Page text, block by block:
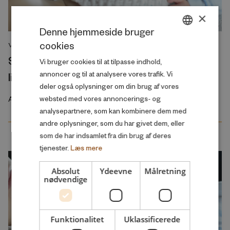
VIDENSOVERBLIK
Større chance for første barn hvis der er
ligeløn i parforholdet
August 2026
×
Denne hjemmeside bruger
cookies
Vi bruger cookies til at tilpasse indhold,
annoncer og til at analysere vores trafik. Vi
deler også oplysninger om din brug af vores
websted med vores annoncerings- og
analysepartnere, som kan kombinere dem med
andre oplysninger, som du har givet dem, eller
som de har indsamlet fra din brug af deres
tjenester. Læs mere
Absolut
nødvendige
Ydeevne Målretning
Funktionalitet Uklassificerede